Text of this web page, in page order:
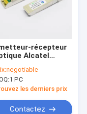
récepteur
Alcatel
l'Ethernet 40km
SFP+ d'ER
negotiable
1 PC
les derniers prix
Contactez